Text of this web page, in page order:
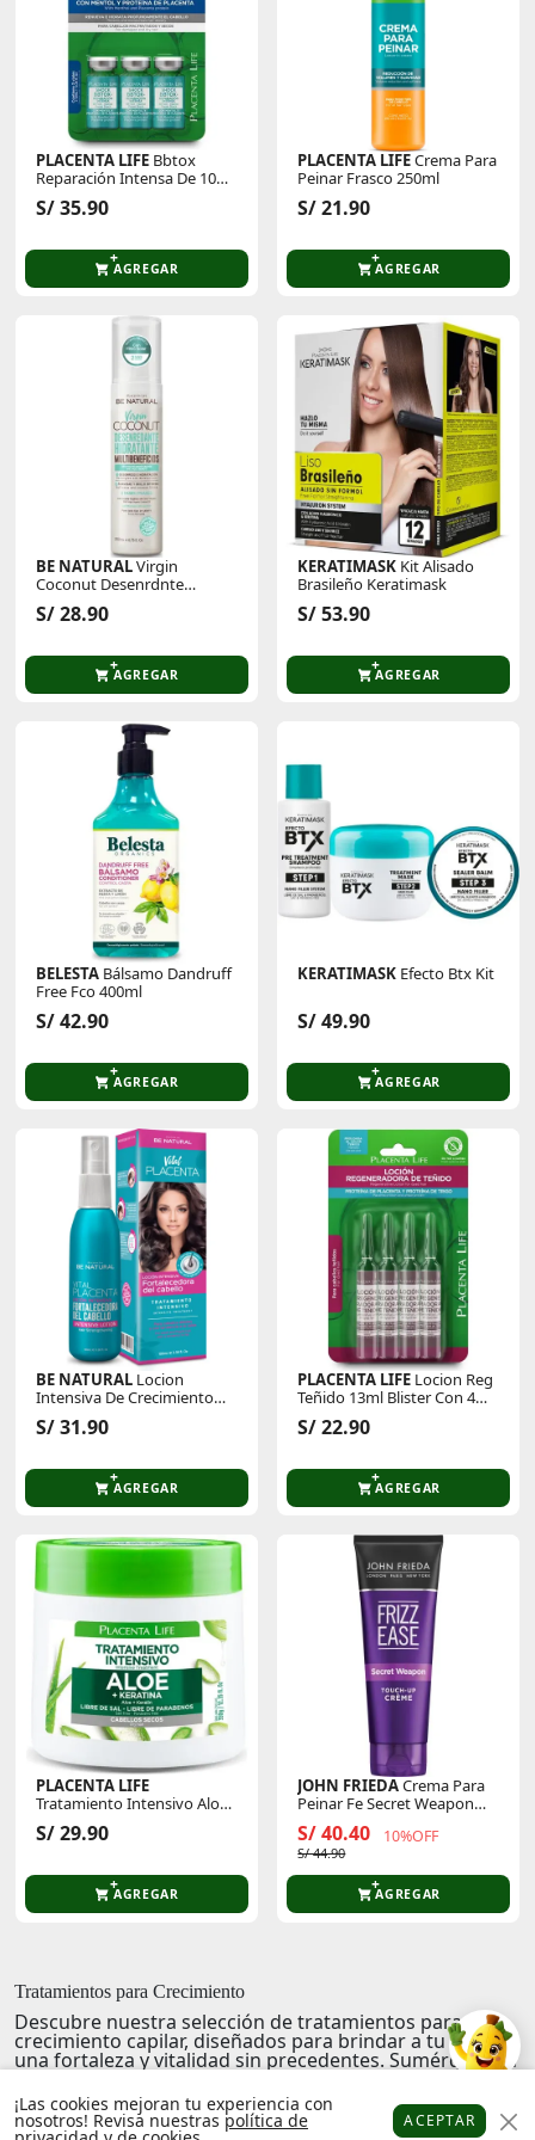
PLACENTA LIFE Bbtox
Reparación Intensa De 10
Ml Blíster X 3 Unid
S/ 35.90
AGREGAR
PLACENTA LIFECrema Para
Peinar Frasco 250ml
S/ 21.90
AGREGAR
BE NATURALVirgin
Coconut Desenrdnte
Hidratant Multibenef Fco
S/ 28.90
AGREGAR
KERATIMASK Kit Alisado
Brasileño Keratimask
S/ 53.90
AGREGAR
BELESTA Bálsamo Dandruff
Free Fco 400ml
S/ 42.90
AGREGAR
KERATIMASK Efecto Btx Kit
S/ 49.90
AGREGAR
BE NATURAL Locion
Intensiva De Crecimiento
Vital 100 Ml
S/ 31.90
AGREGAR
PLACENTA LIFE Locion Reg
Teñido 13ml Blister Con 4
Und
S/ 22.90
AGREGAR
PLACENTA LIFE
Tratamiento Intensivo Aloe
Pote 350gr
S/ 29.90
AGREGAR
JOHN FRIEDACrema Para
Peinar Fe Secret Weapon
Touch-Up Creme 113gr
S/ 40.40 10%OFF
S/ 44.90
AGREGAR
Tratamientos para Crecimiento
Descubre nuestra selección de tratamientos para el
crecimiento capilar, diseñados para brindar a tu cabello
una fortaleza y vitalidad sin precedentes. Sumérgete en
una experiencia de cuidado capilar que evoca
sensaciones de frescura y confianza. Cada producto
está formulado con ingredientes naturales y avanzados
¡Las cookies mejoran tu experiencia con
nosotros! Revisa nuestras política de ACEPTAR